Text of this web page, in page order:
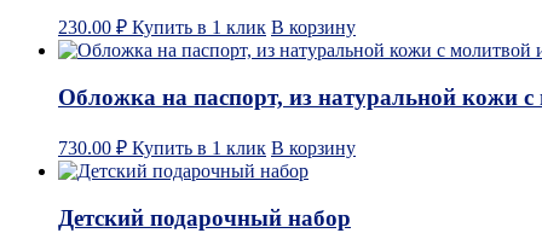
230.00 ₽ Купить в 1 клик В корзину
Обложка на паспорт, из натуральной кожи
730.00 ₽ Купить в 1 клик В корзину
Детский подарочный набор